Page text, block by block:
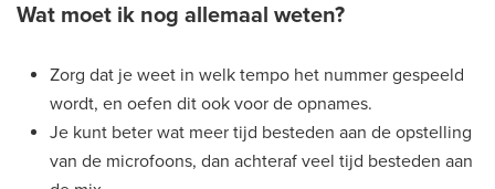
Wat moet ik nog allemaal weten?
Zorg dat je weet in welk tempo het nummer gespeeld
wordt, en oefen dit ook voor de opnames.
Je kunt beter wat meer tijd besteden aan de opstelling
van de microfoons, dan achteraf veel tijd besteden aan